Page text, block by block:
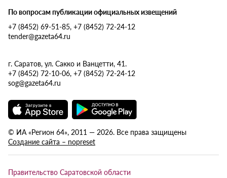
По вопросам публикации официальных извещений
+7 (8452) 69-51-85, +7 (8452) 72-24-12
tender@gazeta64.ru
г. Саратов, ул. Сакко и Ванцетти, 41.
+7 (8452) 72-10-06, +7 (8452) 72-24-12
sog@gazeta64.ru
© ИА «Регион 64», 2011 — 2026. Все права защищены
Создание сайта – nopreset
Правительство Саратовской области